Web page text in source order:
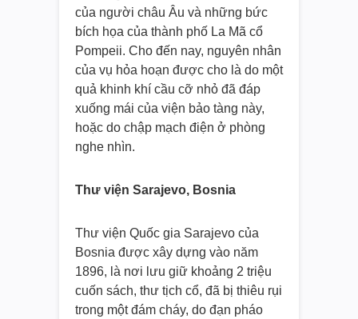
của người châu Âu và những bức
bích họa của thành phố La Mã cổ
Pompeii. Cho đến nay, nguyên nhân
của vụ hỏa hoạn được cho là do một
quả khinh khí cầu cỡ nhỏ đã đáp
xuống mái của viện bảo tàng này,
hoặc do chập mạch điện ở phòng
nghe nhìn.
Thư viện Sarajevo, Bosnia
Thư viện Quốc gia Sarajevo của
Bosnia được xây dựng vào năm
1896, là nơi lưu giữ khoảng 2 triệu
cuốn sách, thư tịch cổ, đã bị thiêu rụi
trong một đám cháy, do đạn pháo